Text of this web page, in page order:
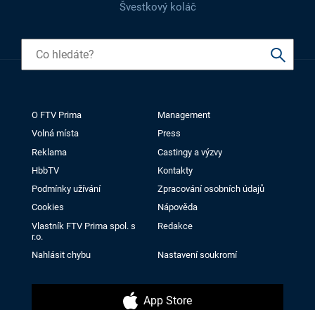
Švestkový koláč
O FTV Prima
Management
Volná místa
Press
Reklama
Castingy a výzvy
HbbTV
Kontakty
Podmínky užívání
Zpracování osobních údajů
Cookies
Nápověda
Vlastník FTV Prima spol. s
r.o.
Redakce
Nahlásit chybu Nastavení soukromí
App Store